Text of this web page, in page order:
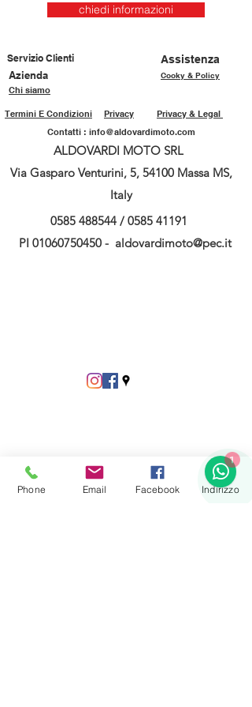
chiedi informazioni
Servizio Clienti
Assistenza
Azienda
Cooky & Policy
Chi siamo
Privacy & Legal
Privacy
Termini E Condizioni
Contatti : info@aldovardimoto.com
ALDOVARDI MOTO SRL
Via Gasparo Venturini, 5, 54100 Massa MS,
Italy
0585 488544 / 0585 41191
PI 01060750450 - aldovardimoto@pec.it
Phone Email Facebook Indirizzo
1